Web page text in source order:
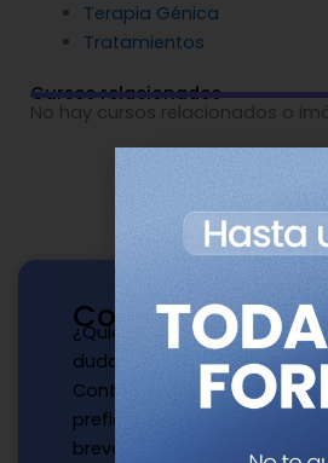
Terapia Génica
Tratamientos
Cursos relacionados
No hay cursos relacionados o
Contacto
¿Quieres publicar con
dudas?
Contacta con nosotros de
prefieras y te
brevedad.